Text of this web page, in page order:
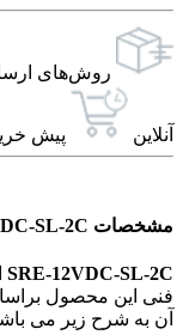
روش‌های
آنلاین پیش
مشخصات SRE-12VDC-SL-2C
SRE-12VDC-SL-2C
فنی این محصول
آن به شرح زیر می